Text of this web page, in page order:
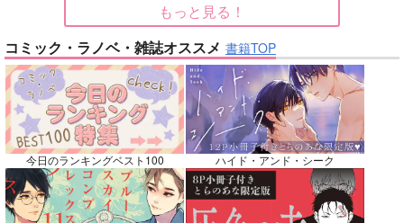
No.7 No.8 No.9
もっと見る！
コミック・ラノベ・雑誌オススメ 書籍TOP
今日のランキングベスト100 ハイド・アンド・シーク